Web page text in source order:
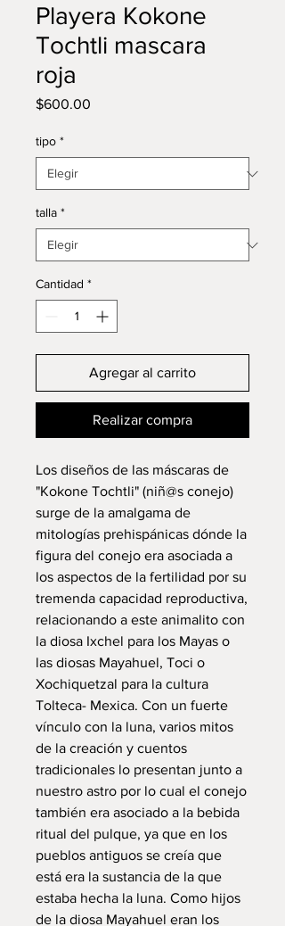
Playera Kokone
Tochtli mascara
roja
$600.00
tipo *
talla *
Cantidad *
Agregar al carrito
Realizar compra
Los diseños de las máscaras de
"Kokone Tochtli" (niñ@s conejo)
surge de la amalgama de
mitologías prehispánicas dónde la
figura del conejo era asociada a
los aspectos de la fertilidad por su
tremenda capacidad reproductiva,
relacionando a este animalito con
la diosa Ixchel para los Mayas o
las diosas Mayahuel, Toci o
Xochiquetzal para la cultura
Tolteca- Mexica. Con un fuerte
vínculo con la luna, varios mitos
de la creación y cuentos
tradicionales lo presentan junto a
nuestro astro por lo cual el conejo
también era asociado a la bebida
ritual del pulque, ya que en los
pueblos antiguos se creía que
está era la sustancia de la que
estaba hecha la luna. Como hijos
de la diosa Mayahuel eran los